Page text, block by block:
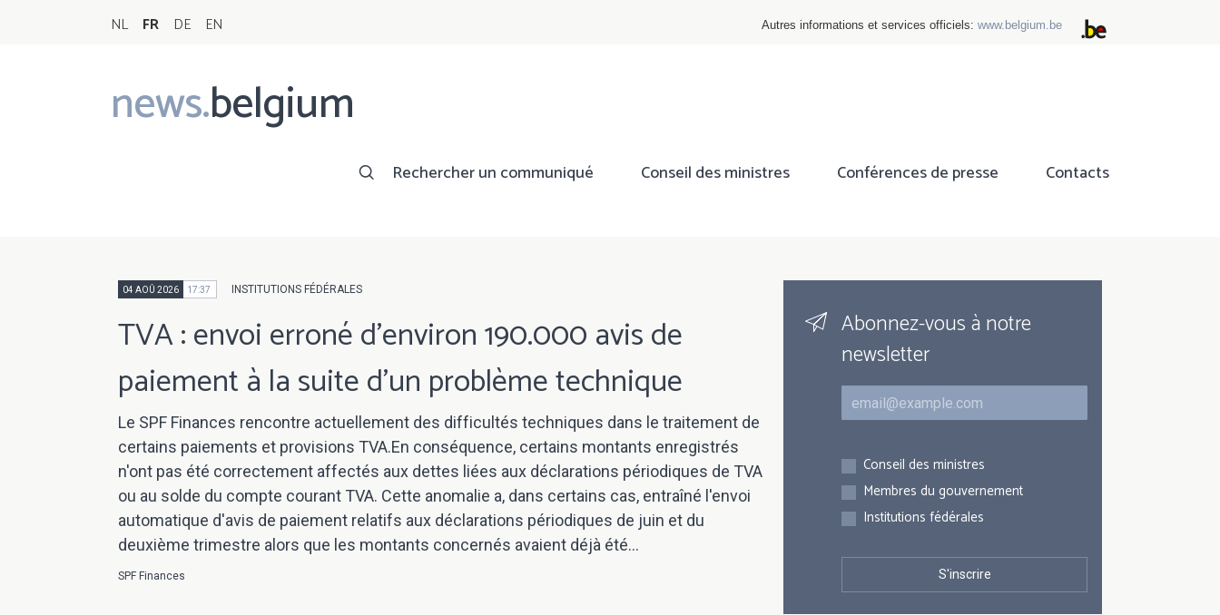
NL FR DE EN Autres informations et services officiels: www.belgium.be
news.belgium
Main
navigation
Rechercher un communiqué Conseil des ministres Conférences de presse Contacts
04 AOÛ 2026 17:37 INSTITUTIONS FÉDÉRALES
TVA : envoi erroné d'environ 190.000 avis de
paiement à la suite d'un problème technique
Le SPF Finances rencontre actuellement des difficultés techniques dans le traitement de
certains paiements et provisions TVA.En conséquence, certains montants enregistrés
n'ont pas été correctement affectés aux dettes liées aux déclarations périodiques de TVA
ou au solde du compte courant TVA. Cette anomalie a, dans certains cas, entraîné l'envoi
automatique d'avis de paiement relatifs aux déclarations périodiques de juin et du
deuxième trimestre alors que les montants concernés avaient déjà été...
SPF Finances
Abonnez-vous à notre
newsletter
Courriel
Inscriptions
Conseil des ministres
Membres du gouvernement
Institutions fédérales